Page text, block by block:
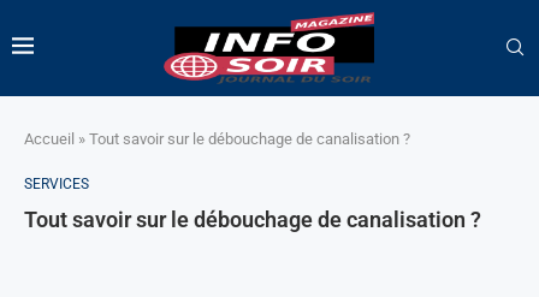
Accueil » Tout savoir sur le débouchage de canalisation ?
SERVICES
Tout savoir sur le débouchage de canalisation ?